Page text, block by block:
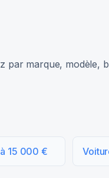
par marque, modèle,
15 000 €